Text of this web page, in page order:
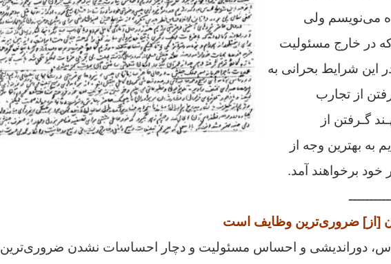
می‌نویسم ولی
در خارج مسئولیت
این شرایط بحرانی به
از تجارب
گـرفتن از
به بهترین وجه از
برخواهند آمد.
[از] ضروری‌ترین وظایف است
دوراندیشی و احساس مسئولیت و دچار احساسات نشدن ضروری‌ترین